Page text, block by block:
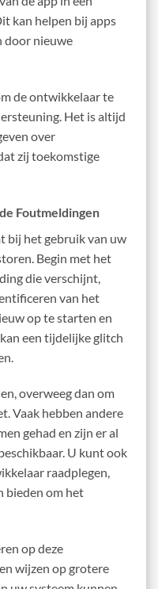
kan helpen bij apps
door nieuwe
de ontwikkelaar te
Het is altijd
over
zij toekomstige
Foutmeldingen
bij het gebruik van uw
Begin met het
die verschijnt,
van het
op te starten en
een tijdelijke glitch
overweeg dan om
Vaak hebben andere
gehad en zijn er al
U kunt ook
raadplegen,
bieden om het
op deze
wijzen op grotere